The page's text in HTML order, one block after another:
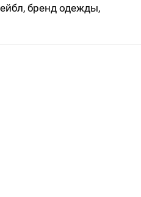
бренд одежды,